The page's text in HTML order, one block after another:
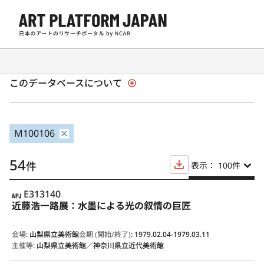
日本の現代アート展覧会 1945年以降
このデータベースについて
M100106
54件 表示： 100件
APJ
E313140
近藤浩一路展：水墨による光の叙情の巨匠
会場: 山梨県立美術館会期 (開始/終了): 1979.02.04-1979.03.11
主催等: 山梨県立美術館／神奈川県立近代美術館